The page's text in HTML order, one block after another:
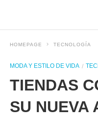
HOMEPAGE TECNOLOGÍA
MODA Y ESTILO DE VIDA
TIENDAS
SU NUEVA